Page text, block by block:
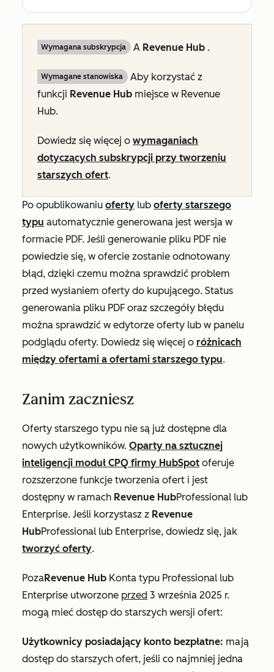
Wymagana subskrypcja A Revenue Hub .
Wymagane stanowiska
Aby korzystać z
funkcji Revenue Hub miejsce w Revenue
Hub.
Dowiedz się więcej o wymaganiach
dotyczących subskrypcji przy tworzeniu
starszych ofert.
Po opublikowaniu oferty lub oferty starszego
typu automatycznie generowana jest wersja w
formacie PDF. Jeśli generowanie pliku PDF nie
powiedzie się, w ofercie zostanie odnotowany
błąd, dzięki czemu można sprawdzić problem
przed wysłaniem oferty do kupującego. Status
generowania pliku PDF oraz szczegóły błędu
można sprawdzić w edytorze oferty lub w panelu
podglądu oferty. Dowiedz się więcej o różnicach
między ofertami a ofertami starszego typu.
Zanim zaczniesz
Oferty starszego typu nie są już dostępne dla
nowych użytkowników. Oparty na sztucznej
inteligencji moduł CPQ firmy HubSpot oferuje
rozszerzone funkcje tworzenia ofert i jest
dostępny w ramach Revenue HubProfessional lub
Enterprise. Jeśli korzystasz z Revenue
HubProfessional lub Enterprise, dowiedz się, jak
tworzyć oferty.
PozaRevenue Hub Konta typu Professional lub
Enterprise utworzone przed 3 września 2025 r.
mogą mieć dostęp do starszych wersji ofert:
Użytkownicy posiadający konto bezpłatne: mają
dostęp do starszych ofert, jeśli co najmniej jedna